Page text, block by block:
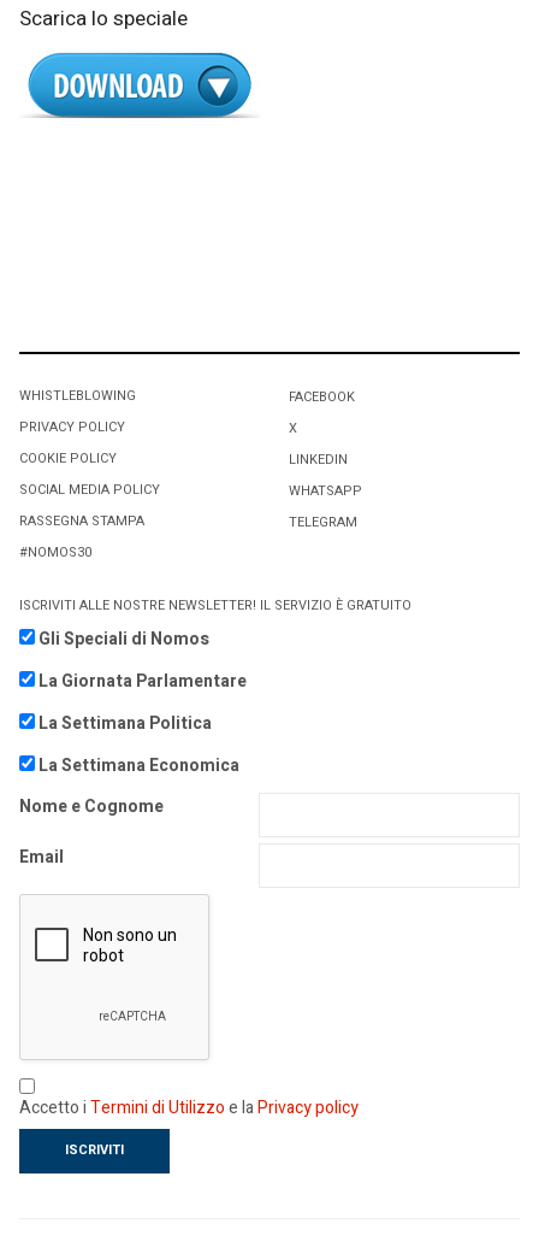
Scarica lo speciale
WHISTLEBLOWING
PRIVACY POLICY
COOKIE POLICY
SOCIAL MEDIA POLICY
RASSEGNA STAMPA
#NOMOS30
FACEBOOK
X
LINKEDIN
WHATSAPP
TELEGRAM
ISCRIVITI ALLE NOSTRE NEWSLETTER! IL SERVIZIO È GRATUITO
Gli Speciali di Nomos
La Giornata Parlamentare
La Settimana Politica
La Settimana Economica
Nome e Cognome
Email
Accetto iTermini di Utilizzoe laPrivacy policy